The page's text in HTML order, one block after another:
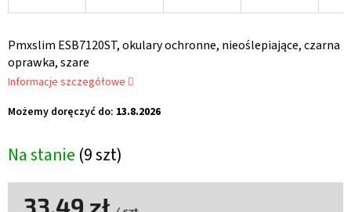
Na stanie (9 szt)
Możemy doręczyć do: 13.8.2026
Pmxslim ESB7120ST, okulary ochronne, nieoślepiające, czarna
oprawka, szare
Informacje szczegółowe
33,49 zł